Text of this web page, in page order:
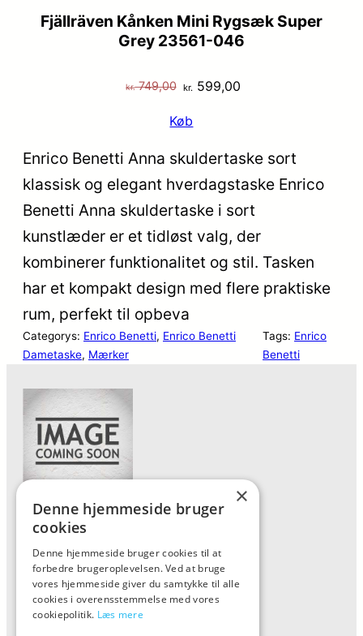
Fjällräven Kånken Mini Rygsæk Super
Grey 23561-046
kr.749,00 Den
pris
var:
kr. 599,00Den
er:
Køb
Enrico Benetti Anna skuldertaske sort
klassisk og elegant hverdagstaske Enrico
Benetti Anna skuldertaske i sort
kunstlæder er et tidløst valg, der
kombinerer funktionalitet og stil. Tasken
har et kompakt design med flere praktiske
rum, perfekt til opbeva
Categorys: Enrico Benetti, Enrico Benetti
Dametaske, Mærker
Tags: Enrico
Benetti
Forside
Vis alle produkter
Kontakt
Oversigt artikler
×
Denne hjemmeside bruger
cookies
Denne hjemmeside bruger cookies til at
forbedre brugeroplevelsen. Ved at bruge
vores hjemmeside giver du samtykke til alle
cookies i overensstemmelse med vores
cookiepolitik. Læs mere